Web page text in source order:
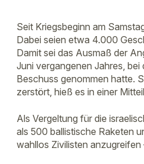
Seit Kriegsbeginn am
Dabei seien etwa 4.000
Damit sei das Ausmaß der
Juni vergangenen Jahres,
Beschuss genommen hatte.
zerstört, hieß es in einer
Als Vergeltung für die
als 500 ballistische Raketen
wahllos Zivilisten